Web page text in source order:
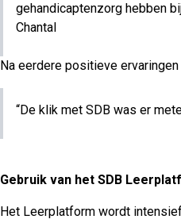
gehandicaptenzorg hebben
Chantal
Na eerdere positieve
“De klik met SDB was er
Gebruik van het SDB
Het Leerplatform wordt